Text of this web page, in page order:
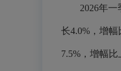
2026年一季
长4.0%，增
7.5%，增幅